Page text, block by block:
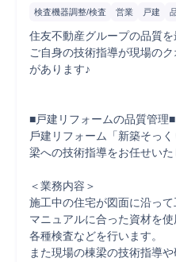
検査機器調整/検査 営業 戸建
住友不動産グループの品質を
ご自身の技術指導が現場の
があります♪
■戸建リフォームの品質管理■
⼾建リフォーム「新築そっ
梁への技術指導をお任せいた
＜業務内容＞
施⼯中の住宅が図⾯に沿って
マニュアルに合った資材を
各種検査などを⾏います。
また現場の棟梁の技術指導